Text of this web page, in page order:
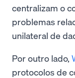
centralizam o
problemas
unilateral de
Por outro lado,
protocolos de